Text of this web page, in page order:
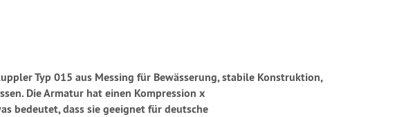
Typ 015 aus Messing für Bewässerung, stabile Konstruktion,
Die Armatur hat einen Kompression x
bedeutet, dass sie geeignet für deutsche